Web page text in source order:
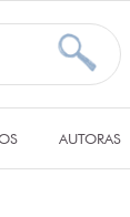
AUTORAS